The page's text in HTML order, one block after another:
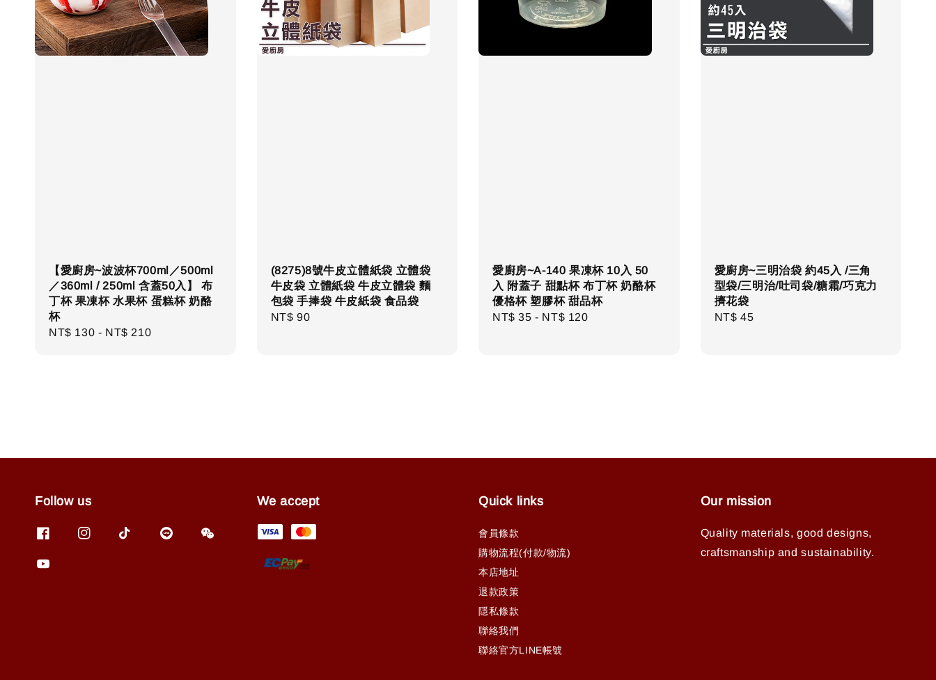
【愛廚房~波波杯700ml／500ml
／360ml / 250ml 含蓋50入】 布
丁杯 果凍杯 水果杯 蛋糕杯 奶酪
杯
Regular
NT$ 130 - NT$ 210
(8275)8號牛皮立體紙袋 立體袋
牛皮袋 立體紙袋 牛皮立體袋 麵
包袋 手捧袋 牛皮紙袋 食品袋
Regular
NT$ 90
愛廚房~A-140 果凍杯 10入 50
入 附蓋子 甜點杯 布丁杯 奶酪杯
優格杯 塑膠杯 甜品杯
Regular
NT$ 35 - NT$ 120
愛廚房~三明治袋 約45入 /三角
型袋/三明治/吐司袋/糖霜/巧克力
擠花袋
Regular
NT$ 45
Follow us We accept Quick links
會員條款
購物流程(付款/物流)
本店地址
退款政策
隱私條款
聯絡我們
聯絡官方LINE帳號
Our mission
Quality materials, good designs,
craftsmanship and sustainability.